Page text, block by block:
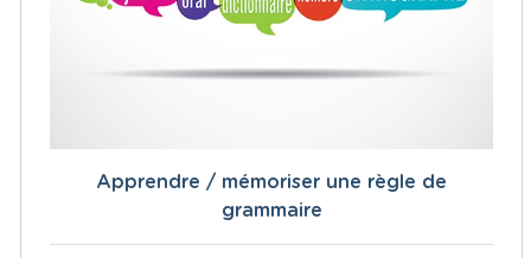
Apprendre / mémoriser une règle de
grammaire